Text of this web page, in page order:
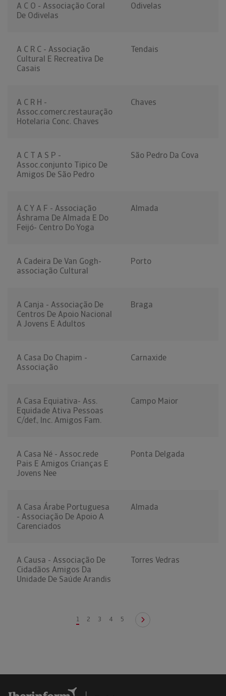
A C O - Associação Coral
De Odivelas
Odivelas
A C R C - Associação
Cultural E Recreativa De
Casais
Tendais
A C R H -
Assoc.comerc.restauração
Hotelaria Conc. Chaves
Chaves
A C T A S P -
Assoc.conjunto Tipico De
Amigos De São Pedro
São Pedro Da Cova
A C Y A F - Associação
Áshrama De Almada E Do
Feijó- Centro Do Yoga
Almada
A Cadeira De Van Gogh-
associação Cultural
Porto
A Canja - Associação De
Centros De Apoio Nacional
A Jovens E Adultos
Braga
A Casa Do Chapim -
Associação
Carnaxide
A Casa Equiativa- Ass.
Equidade Ativa Pessoas
C/def., Inc. Amigos Fam.
Campo Maior
A Casa Né - Assoc.rede
Pais E Amigos Crianças E
Jovens Nee
Ponta Delgada
A Casa Árabe Portuguesa
- Associação De Apoio A
Carenciados
Almada
A Causa - Associação De
Cidadãos Amigos Da
Unidade De Saúde Arandis
Torres Vedras
1 2 3 4 5